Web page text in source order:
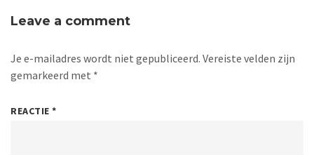
Leave a comment
Je e-mailadres wordt niet gepubliceerd. Vereiste velden zijn
gemarkeerd met *
REACTIE*